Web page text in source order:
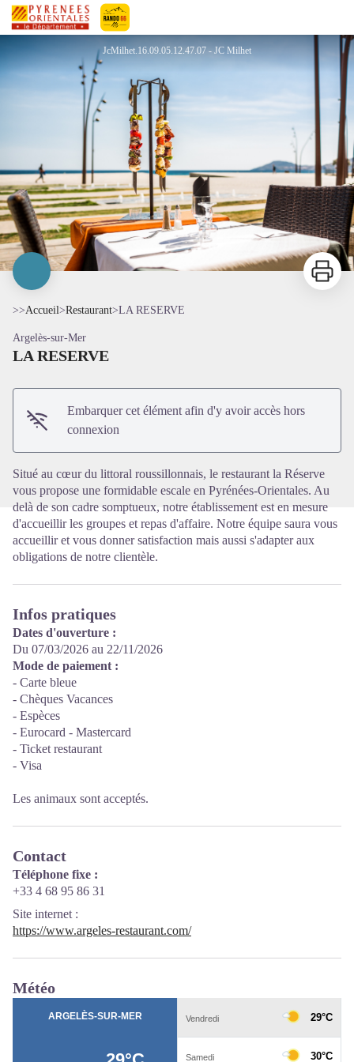
Pyrénées-Orientales Le Département
LA RESERVE
JcMilhet.16.09.05.12.47.07 - JC Milhet
Imprimer
>>Accueil>Restaurant>LA RESERVE
Argelès-sur-Mer
LA RESERVE
Embarquer cet élément afin d'y avoir accès hors
connexion
Situé au cœur du littoral roussillonnais, le restaurant la Réserve
vous propose une formidable escale en Pyrénées-Orientales. Au
delà de son cadre somptueux, notre établissement est en mesure
d'accueillir les groupes et repas d'affaire. Notre équipe saura vous
accueillir et vous donner satisfaction mais aussi s'adapter aux
obligations de notre clientèle.
Infos pratiques
Dates d'ouverture :
Du 07/03/2026 au 22/11/2026
Mode de paiement :
- Carte bleue
- Chèques Vacances
- Espèces
- Eurocard - Mastercard
- Ticket restaurant
- Visa
Les animaux sont acceptés.
Contact
Téléphone fixe :
+33 4 68 95 86 31
Site internet :
https://www.argeles-restaurant.com/
Météo